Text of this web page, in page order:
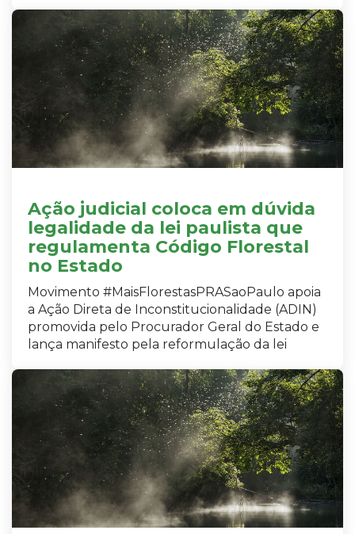
Ação judicial coloca em dúvida
legalidade da lei paulista que
regulamenta Código Florestal
no Estado
Movimento #MaisFlorestasPRASaoPaulo apoia
a Ação Direta de Inconstitucionalidade (ADIN)
promovida pelo Procurador Geral do Estado e
lança manifesto pela reformulação da lei